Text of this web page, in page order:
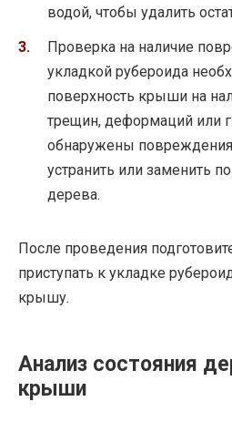
водой, чтобы удалить
Проверка на наличие
укладкой рубероида
поверхность крыши на
трещин, деформаций или
обнаружены
устранить или заменить
дерева.
После проведения
приступать к укладке
крышу.
Анализ состояния
крыши